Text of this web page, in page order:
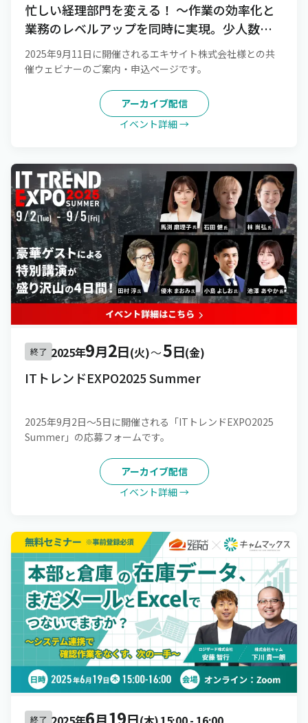
忙しい経理部門を変える！ 〜作業の効率化と
業務のレベルアップを同時に実現。少人数で
もできる事例紹介〜
2025年9月11日に開催されるエキサイト株式会社様との共
催ウェビナーのご案内・申込ページです。
アーカイブ配信
イベント詳細 →
終了 2025年9月2日(火)〜5日(金)
ITトレンドEXPO2025 Summer
2025年9月2日～5日に開催される「ITトレンドEXPO2025
Summer」の応募フォームです。
アーカイブ配信
イベント詳細 →
終了 6 19